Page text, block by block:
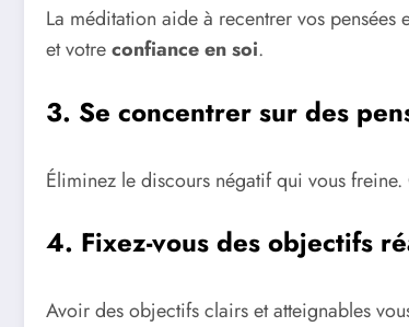
La méditation aide à recentrer vos pensées
et votreconfiance en soi.
3. Se concentrer sur des
Éliminez le discours négatif qui vous freine.
4. Fixez-vous des objectifs
Avoir des objectifs clairs et atteignables